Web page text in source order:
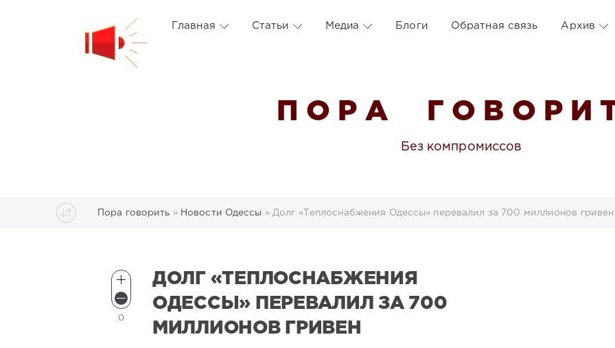
Главная Статьи Медиа Блоги Обратная связь Архив
П О Р А Г О В О Р И
Без компромиссов
Пора говорить » Новости Одессы » Долг «Теплоснабжения Одессы» перевалил за 700 миллионов гривен
ДОЛГ «ТЕПЛОСНАБЖЕНИЯ
ОДЕССЫ» ПЕРЕВАЛИЛ ЗА 700
МИЛЛИОНОВ ГРИВЕН
0